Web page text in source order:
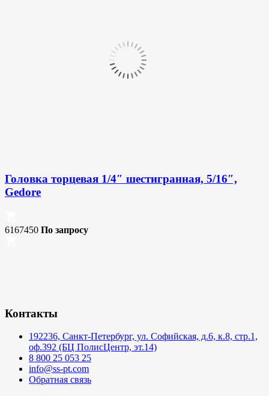
Головка торцевая 1/4″ шестигранная, 5/16″,
Gedore
6167450 По запросу
Контакты
192236, Санкт-Петербург, ул. Софийская, д.6, к.8, стр.1,
оф.392 (БЦ ПолисЦентр, эт.14)
8 800 25 053 25
info@ss-pt.com
Обратная связь